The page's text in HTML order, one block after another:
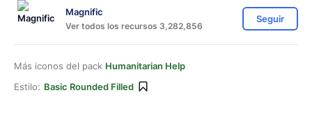
Magnific
Ver todos los recursos 3,282,856
Seguir
Más iconos del pack Humanitarian Help
Estilo: Basic Rounded Filled